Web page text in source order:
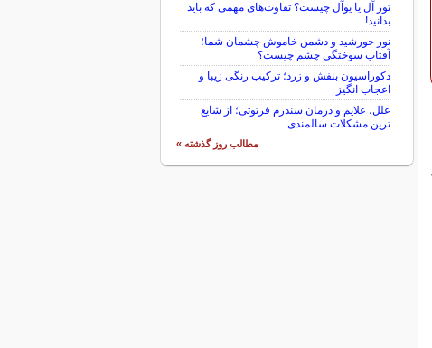
تور آل یا یوآل چیست؟ تفاوت‌های مهمی که باید
بدانید!
نور خورشید و دشمن خاموش چشمان شما؛
آفتاب سوختگی چشم چیست؟
دکوراسیون بنفش و زرد؛ ترکیب رنگی زیبا و
اعجاب انگیز
علل، علایم و درمان سندرم فرتوتی؛ از شایع
ترین مشکلات سالمندی
مطالب روز گذشته »